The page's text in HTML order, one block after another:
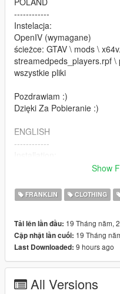
------------
Instelacja:
OpenIV (wymagane)
ścieżce: GTAV \ mods \
streamedpeds_players.rpf
wszystkie pliki
Pozdrawiam :)
Dzięki Za Pobieranie :)
ENGLISH
------------
streamedpeds_players.rpf \
the files
Regards :)
Thanks For Downloading :)
Show
FRANKLIN CLOTHING
Tải lên lần đầu: 19 Tháng năm,
Cập nhật lần cuối: 19 Tháng
Last Downloaded: 9 hours ago
All Versions